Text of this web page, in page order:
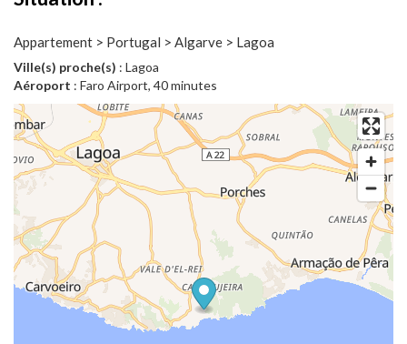
Appartement > Portugal > Algarve > Lagoa
Ville(s) proche(s) : Lagoa
Aéroport : Faro Airport, 40 minutes